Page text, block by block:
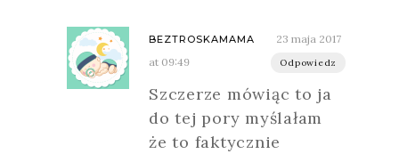
BEZTROSKAMAMA
23 maja 2017
at 09:49
Odpowiedz
Szczerze mówiąc to ja
do tej pory myślałam
że to faktycznie